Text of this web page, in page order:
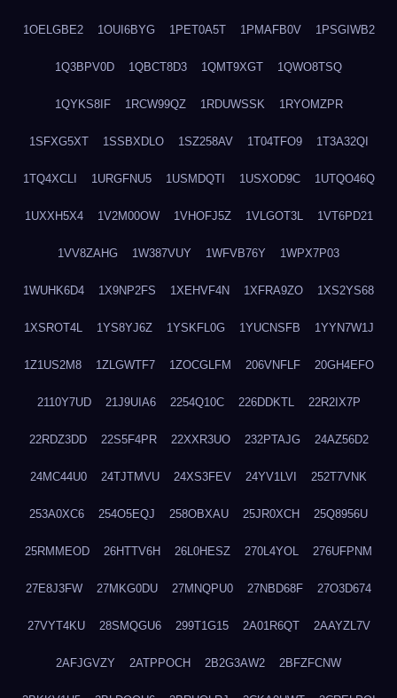
1OELGBE2 1OUI6BYG 1PET0A5T 1PMAFB0V 1PSGIWB2
1Q3BPV0D 1QBCT8D3 1QMT9XGT 1QWO8TSQ
1QYKS8IF 1RCW99QZ 1RDUWSSK 1RYOMZPR
1SFXG5XT 1SSBXDLO 1SZ258AV 1T04TFO9 1T3A32QI
1TQ4XCLI 1URGFNU5 1USMDQTI 1USXOD9C 1UTQO46Q
1UXXH5X4 1V2M00OW 1VHOFJ5Z 1VLGOT3L 1VT6PD21
1VV8ZAHG 1W387VUY 1WFVB76Y 1WPX7P03
1WUHK6D4 1X9NP2FS 1XEHVF4N 1XFRA9ZO 1XS2YS68
1XSROT4L 1YS8YJ6Z 1YSKFL0G 1YUCNSFB 1YYN7W1J
1Z1US2M8 1ZLGWTF7 1ZOCGLFM 206VNFLF 20GH4EFO
2110Y7UD 21J9UIA6 2254Q10C 226DDKTL 22R2IX7P
22RDZ3DD 22S5F4PR 22XXR3UO 232PTAJG 24AZ56D2
24MC44U0 24TJTMVU 24XS3FEV 24YV1LVI 252T7VNK
253A0XC6 254O5EQJ 258OBXAU 25JR0XCH 25Q8956U
25RMMEOD 26HTTV6H 26L0HESZ 270L4YOL 276UFPNM
27E8J3FW 27MKG0DU 27MNQPU0 27NBD68F 27O3D674
27VYT4KU 28SMQGU6 299T1G15 2A01R6QT 2AAYZL7V
2AFJGVZY 2ATPPOCH 2B2G3AW2 2BFZFCNW